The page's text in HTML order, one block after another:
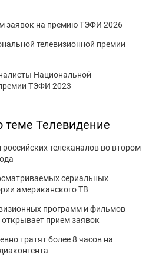
заявок на премию ТЭФИ 2026
телевизионной премии
Национальной
ТЭФИ 2023
теме Телевидение
телеканалов во втором
сериальных
американского ТВ
программ и фильмов
прием заявок
тратят более 8 часов на